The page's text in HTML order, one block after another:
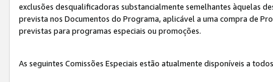
exclusões desqualificadoras substancialmente semelhantes àquelas
prevista nos Documentos do Programa, aplicável a uma compra de
previstas para programas especiais ou promoções.
As seguintes Comissões Especiais estão atualmente disponíveis a